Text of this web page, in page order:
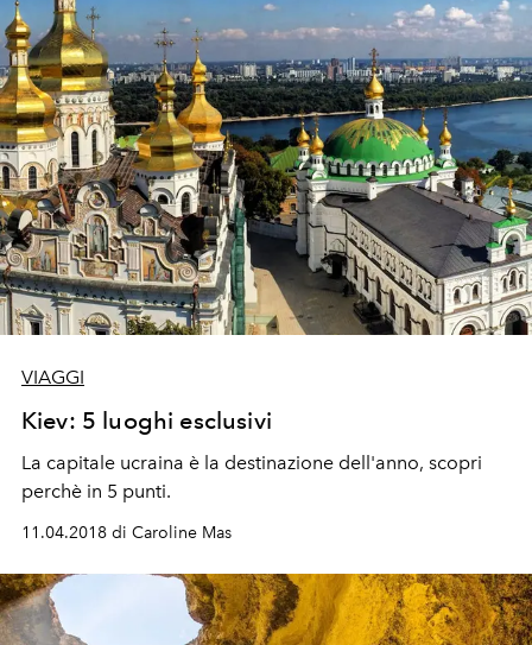
VIAGGI
Kiev: 5 luoghi esclusivi
La capitale ucraina è la destinazione dell'anno, scopri
perchè in 5 punti.
11.04.2018 di Caroline Mas